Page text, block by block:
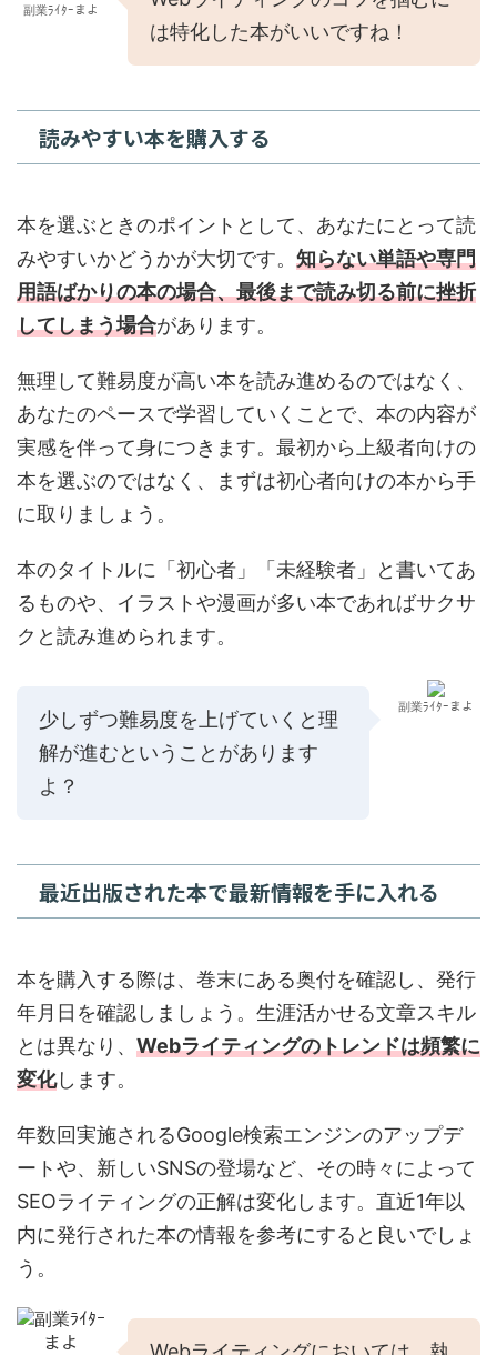
副業ﾗｲﾀｰまよ
は特化した本がいいですね！
読みやすい本を購入する
本を選ぶときのポイントとして、あなたにとって読
みやすいかどうかが大切です。 知らない単語や専門
用語ばかりの本の場合、最後まで読み切る前に挫折
してしまう場合があります。
無理して難易度が高い本を読み進めるのではなく、
あなたのペースで学習していくことで、本の内容が
実感を伴って身につきます。最初から上級者向けの
本を選ぶのではなく、まずは初心者向けの本から手
に取りましょう。
本のタイトルに「初心者」「未経験者」と書いてあ
るものや、イラストや漫画が多い本であればサクサ
クと読み進められます。
少しずつ難易度を上げていくと理
解が進むということがあります
よ？
副業ﾗｲﾀｰまよ
最近出版された本で最新情報を手に入れる
本を購入する際は、巻末にある奥付を確認し、発行
年月日を確認しましょう。生涯活かせる文章スキル
とは異なり、 Webライティングのトレンドは頻繁に
変化します。
年数回実施されるGoogle検索エンジンのアップデ
ートや、新しいSNSの登場など、その時々によって
SEOライティングの正解は変化します。直近1年以
内に発行された本の情報を参考にすると良いでしょ
う。